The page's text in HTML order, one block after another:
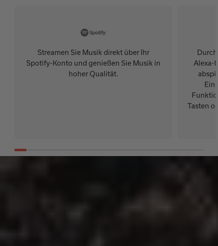
Streamen Sie Musik direkt über Ihr
Spotify-Konto und genießen Sie Musik in
hoher Qualität.
Alexa-
Tasten